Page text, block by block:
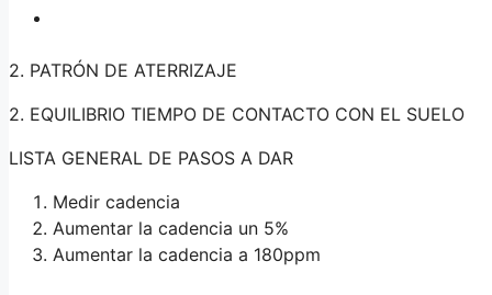
2. PATRÓN DE ATERRIZAJE
2. EQUILIBRIO TIEMPO DE CONTACTO CON EL SUELO
LISTA GENERAL DE PASOS A DAR
Medir cadencia
Aumentar la cadencia un 5%
Aumentar la cadencia a 180ppm